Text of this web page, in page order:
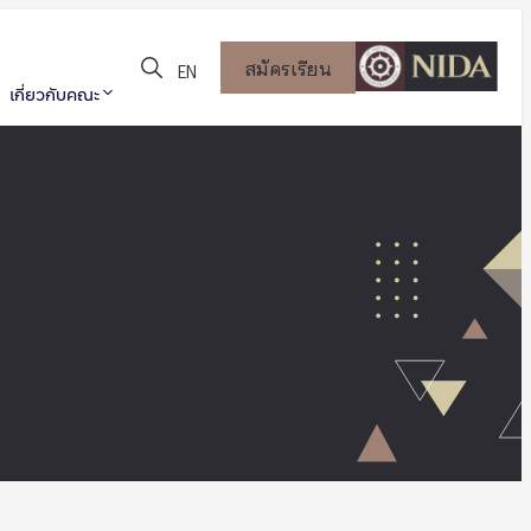
เกี่ยวกับคณะ
EN สมัครเรียน